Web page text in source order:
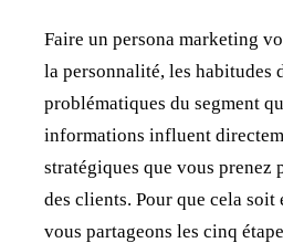
Faire un persona marketing
la personnalité, les habitudes
problématiques du segment
informations influent
stratégiques que vous
des clients. Pour que cela
vous partageons les cinq